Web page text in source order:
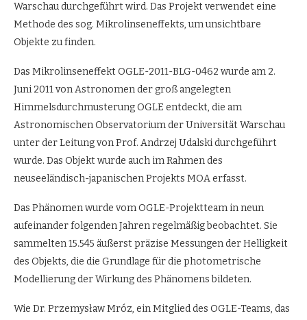
Warschau durchgeführt wird. Das Projekt verwendet eine
Methode des sog. Mikrolinseneffekts, um unsichtbare
Objekte zu finden.
Das Mikrolinseneffekt OGLE-2011-BLG-0462 wurde am 2.
Juni 2011 von Astronomen der groß angelegten
Himmelsdurchmusterung OGLE entdeckt, die am
Astronomischen Observatorium der Universität Warschau
unter der Leitung von Prof. Andrzej Udalski durchgeführt
wurde. Das Objekt wurde auch im Rahmen des
neuseeländisch-japanischen Projekts MOA erfasst.
Das Phänomen wurde vom OGLE-Projektteam in neun
aufeinander folgenden Jahren regelmäßig beobachtet. Sie
sammelten 15.545 äußerst präzise Messungen der Helligkeit
des Objekts, die die Grundlage für die photometrische
Modellierung der Wirkung des Phänomens bildeten.
Wie Dr. Przemysław Mróz, ein Mitglied des OGLE-Teams, das